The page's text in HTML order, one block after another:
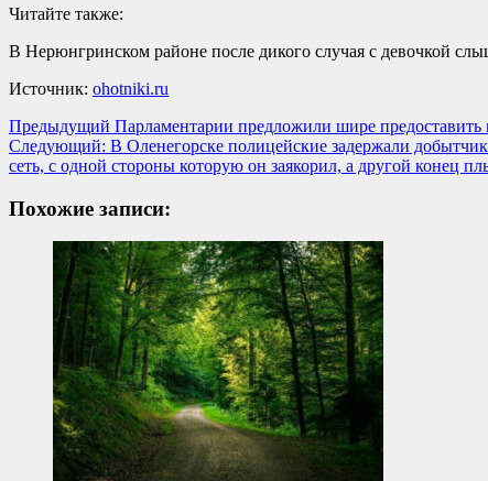
Читайте также:
В Нерюнгринском районе после дикого случая с девочкой
Источник: ohotniki.ru
Навигация
записи
Предыдущий Парламентарии предложили шире
Следующий: В Оленегорске полицейские задержали
сеть, с одной стороны которую он заякорил, а другой конец
Похожие записи: